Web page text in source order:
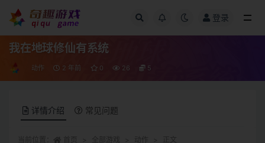
登录
我在地球修仙有系统
动作 2 年前 0 26 5
详情介绍 常见问题